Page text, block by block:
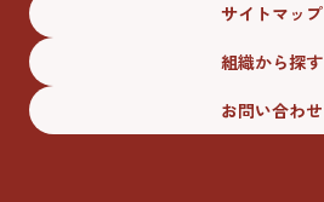
サイトマップ
組織から探す
お問い合わせ